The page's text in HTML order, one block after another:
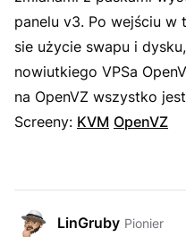
panelu v3. Po wejściu w
sie użycie swapu i
nowiutkiego VPSa
na OpenVZ wszystko
Screeny: KVM OpenVZ
LinGruby Pionier